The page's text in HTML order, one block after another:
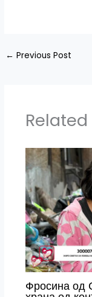
← Previous Post
Related
Фросина од